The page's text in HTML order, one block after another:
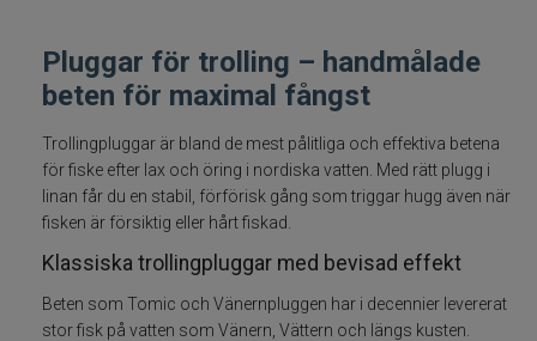
Fiskeset
Fiskedrag
Betespaket
Handgjorda beten
Jiggar och Gummibeten
Pluggar för trolling – handmålade
beten för maximal fångst
Trollingpluggar är bland de mest pålitliga och effektiva betena
för fiske efter lax och öring i nordiska vatten. Med rätt plugg i
linan får du en stabil, förförisk gång som triggar hugg även när
fisken är försiktig eller hårt fiskad.
Klassiska trollingpluggar med bevisad effekt
Beten som Tomic och Vänernpluggen har i decennier levererat
stor fisk på vatten som Vänern, Vättern och längs kusten.